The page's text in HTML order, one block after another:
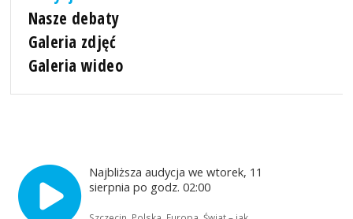
Nasze debaty
Galeria zdjęć
Galeria wideo
Najbliższa audycja we wtorek, 11
sierpnia po godz. 02:00